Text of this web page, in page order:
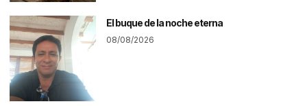
El buque de la noche eterna
08/08/2026